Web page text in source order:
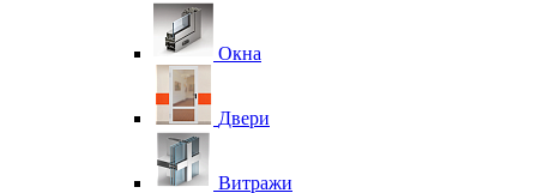
Окна
Двери
Витражи